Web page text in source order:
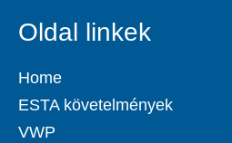
Oldal linkek
Home
ESTA követelmények
VWP